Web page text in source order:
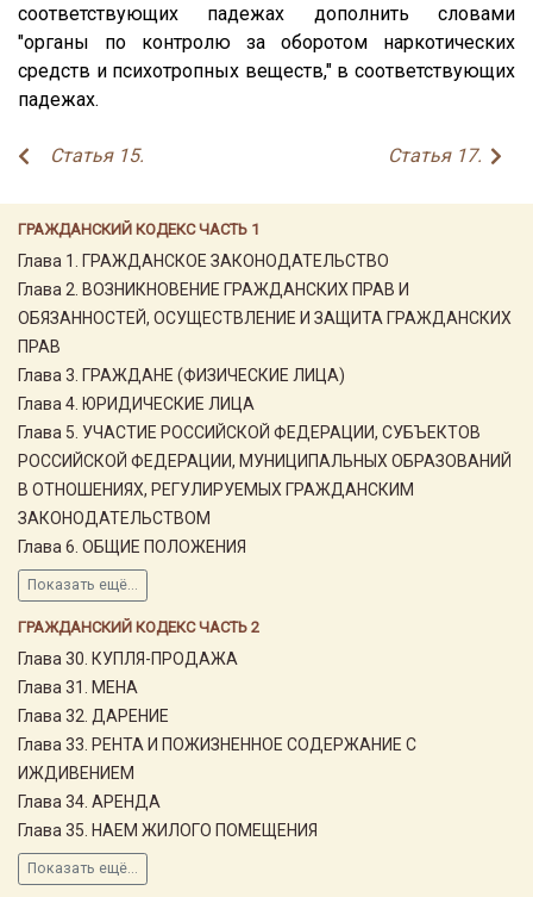
ГРАЖДАНСКИЙ КОДЕКС ЧАСТЬ 1
Глава 1. ГРАЖДАНСКОЕ ЗАКОНОДАТЕЛЬСТВО
Глава 2. ВОЗНИКНОВЕНИЕ ГРАЖДАНСКИХ ПРАВ И
ОБЯЗАННОСТЕЙ, ОСУЩЕСТВЛЕНИЕ И ЗАЩИТА ГРАЖДАНСКИХ
ПРАВ
Глава 3. ГРАЖДАНЕ (ФИЗИЧЕСКИЕ ЛИЦА)
Глава 4. ЮРИДИЧЕСКИЕ ЛИЦА
Глава 5. УЧАСТИЕ РОССИЙСКОЙ ФЕДЕРАЦИИ, СУБЪЕКТОВ
РОССИЙСКОЙ ФЕДЕРАЦИИ, МУНИЦИПАЛЬНЫХ ОБРАЗОВАНИЙ
В ОТНОШЕНИЯХ, РЕГУЛИРУЕМЫХ ГРАЖДАНСКИМ
ЗАКОНОДАТЕЛЬСТВОМ
Глава 6. ОБЩИЕ ПОЛОЖЕНИЯ
Показать ещё...
ГРАЖДАНСКИЙ КОДЕКС ЧАСТЬ 2
Глава 30. КУПЛЯ-ПРОДАЖА
Глава 31. МЕНА
Глава 32. ДАРЕНИЕ
Глава 33. РЕНТА И ПОЖИЗНЕННОЕ СОДЕРЖАНИЕ С
ИЖДИВЕНИЕМ
Глава 34. АРЕНДА
Глава 35. НАЕМ ЖИЛОГО ПОМЕЩЕНИЯ
Показать ещё...
соответствующих падежах дополнить словами
"органы по контролю за оборотом наркотических
средств и психотропных веществ," в соответствующих
падежах.
Статья 15. Статья 17.